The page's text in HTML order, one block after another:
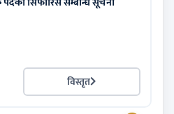
विस्तृत